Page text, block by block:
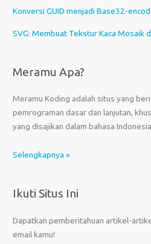
Konversi GUID menjadi Base32-
SVG: Membuat Tekstur Kaca Mosaik
Meramu Apa?
Meramu Koding adalah situs yang
pemrograman dasar dan lanjutan,
yang disajikan dalam bahasa
Selengkapnya »
Ikuti Situs Ini
Dapatkan pemberitahuan artikel-
email kamu!